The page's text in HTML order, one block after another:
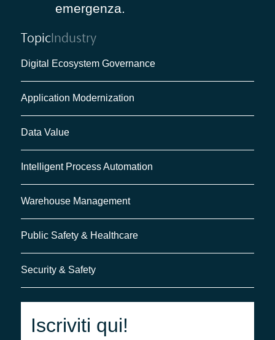
emergenza.
TopicIndustry
Digital Ecosystem Governance
Application Modernization
Data Value
Intelligent Process Automation
Warehouse Management
Public Safety & Healthcare
Security & Safety
Iscriviti qui!